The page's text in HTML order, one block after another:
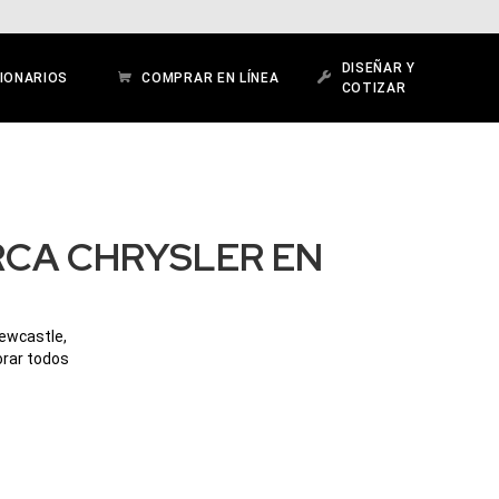
COMPRAR EN LÍNEA
DISEÑAR Y
COTIZAR
CHRYSLER EN
todos